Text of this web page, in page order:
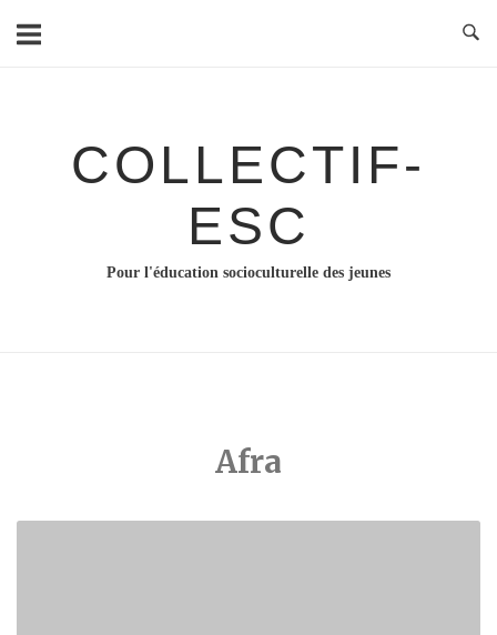
COLLECTIF-
ESC
Pour l'éducation socioculturelle des jeunes
Afra